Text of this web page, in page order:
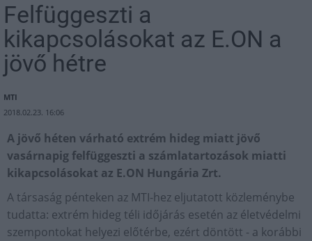
Felfüggeszti a
kikapcsolásokat az E.ON a
jövő hétre
MTI
2018.02.23. 16:06
A jövő héten várható extrém hideg miatt jövő
vasárnapig felfüggeszti a számlatartozások miatti
kikapcsolásokat az E.ON Hungária Zrt.
A társaság pénteken az MTI-hez eljutatott közleménybe
tudatta: extrém hideg téli időjárás esetén az életvédelmi
szempontokat helyezi előtérbe, ezért döntött - a korábbi